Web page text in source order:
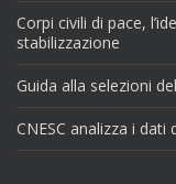
Corpi civili di pace,
stabilizzazione
Guida alla selezioni
CNESC analizza i